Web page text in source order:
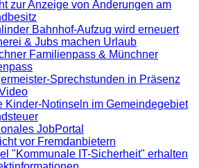
zur Anzeige von Änderungen am
Bahnhof-Aufzug wird erneuert
& Jubs machen Urlaub
Familienpass & Münchner
Sprechstunden in Präsenz
Kinder-Notinseln im Gemeindegebiet
JobPortal
vor Fremdanbietern
"Kommunale IT-Sicherheit" erhalten